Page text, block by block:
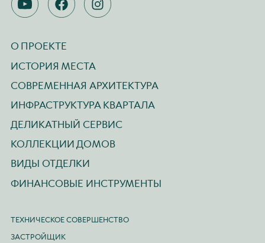
YOUTUBEFACEBOOKINSTAGRAM
О ПРОЕКТЕ
ИСТОРИЯ МЕСТА
СОВРЕМЕННАЯ АРХИТЕКТУРА
ИНФРАСТРУКТУРА КВАРТАЛА
ДЕЛИКАТНЫЙ СЕРВИС
КОЛЛЕКЦИИ ДОМОВ
ВИДЫ ОТДЕЛКИ
ФИНАНСОВЫЕ ИНСТРУМЕНТЫ
ТЕХНИЧЕСКОЕ СОВЕРШЕНСТВО
ЗАСТРОЙЩИК